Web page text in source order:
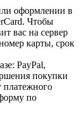
оформлении в
Чтобы
вас на сервер
карты, срок
PayPal,
покупки
платежного
по